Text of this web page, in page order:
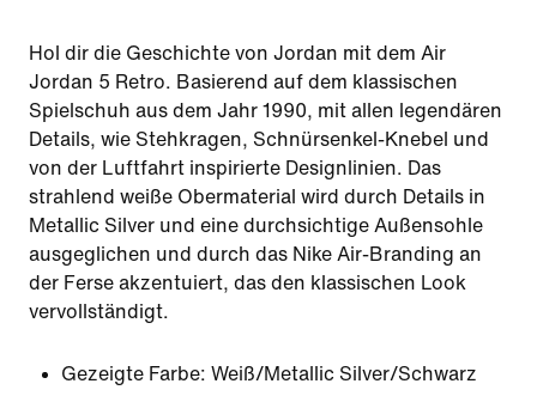
Hol dir die Geschichte von Jordan mit dem Air
Jordan 5 Retro. Basierend auf dem klassischen
Spielschuh aus dem Jahr 1990, mit allen legendären
Details, wie Stehkragen, Schnürsenkel-Knebel und
von der Luftfahrt inspirierte Designlinien. Das
strahlend weiße Obermaterial wird durch Details in
Metallic Silver und eine durchsichtige Außensohle
ausgeglichen und durch das Nike Air-Branding an
der Ferse akzentuiert, das den klassischen Look
vervollständigt.
Gezeigte Farbe: Weiß/Metallic Silver/Schwarz